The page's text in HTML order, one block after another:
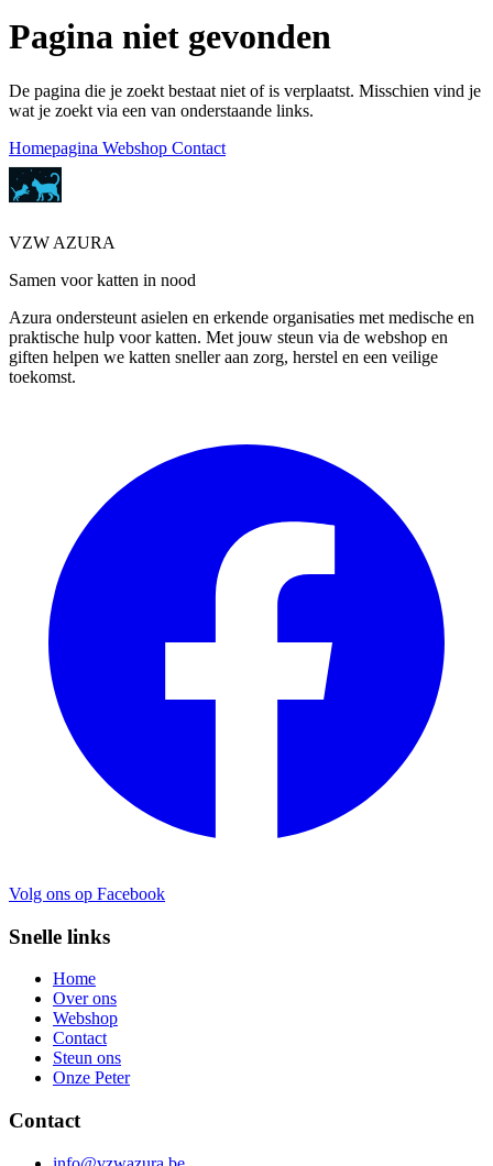
Pagina niet gevonden
De pagina die je zoekt bestaat niet of is verplaatst. Misschien vind je
wat je zoekt via een van onderstaande links.
Homepagina Webshop Contact
VZW AZURA
Samen voor katten in nood
Azura ondersteunt asielen en erkende organisaties met medische en
praktische hulp voor katten. Met jouw steun via de webshop en
giften helpen we katten sneller aan zorg, herstel en een veilige
toekomst.
Volg ons op Facebook
Snelle links
Home
Over ons
Webshop
Contact
Steun ons
Onze Peter
Contact